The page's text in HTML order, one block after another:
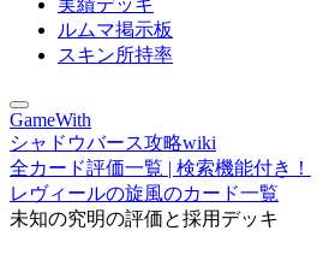
実績デッキ
ルムマ掲示板
スキン所持率
GameWith
シャドウバース攻略wiki
全カード評価一覧 | 検索機能付き！
レヴィールの旋風のカード一覧
未知の究明の評価と採用デッキ